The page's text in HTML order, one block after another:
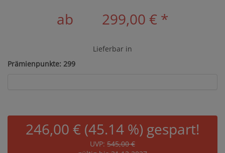
ab 299,00 € *
Lieferbar in
Prämienpunkte: 299
246,00 € (45.14 %) gespart!
UVP: 545,00 €